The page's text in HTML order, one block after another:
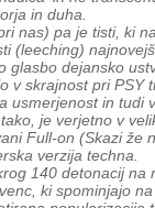
in duha.
nas) pa je tisti, ki
(leeching)
glasbo dejansko
v skrajnost pri PSY
usmerjenost in tudi
je verjetno v
Full-on (Skazi že
verzija techna.
140 detonacij na
ki spominjajo